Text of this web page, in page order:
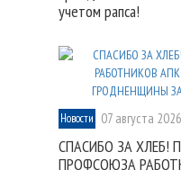
учетом рапса!
Новости 07 августа 2026
СПАСИБО ЗА ХЛЕБ!
ПРОФСОЮЗА